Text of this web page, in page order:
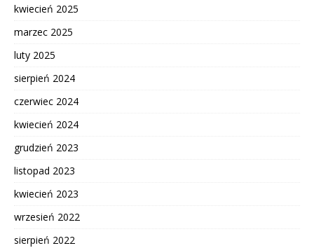
kwiecień 2025
marzec 2025
luty 2025
sierpień 2024
czerwiec 2024
kwiecień 2024
grudzień 2023
listopad 2023
kwiecień 2023
wrzesień 2022
sierpień 2022